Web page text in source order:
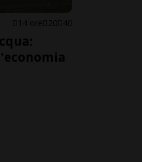
14 ore 20 40